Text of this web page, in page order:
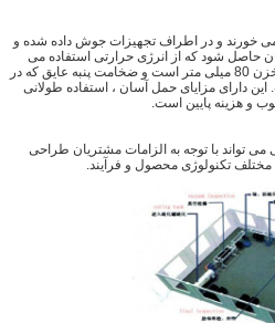
خورند و در اطراف تجهیزات جوش داده شده و
حاصل شود که از انرژی حرارتی استفاده می
شود.ضخامت پنبه عایق که در اطراف مخزن 80 میلی متر است و ضخامت پنبه عایق که در
میلی متر است. این دارای مزایای حمل آسان ، استفاده طولانی
و هزینه پایین است.
می تواند با توجه به الزامات مشتریان طراحی
مختلف تکنولوژی محصول و فرآیند.